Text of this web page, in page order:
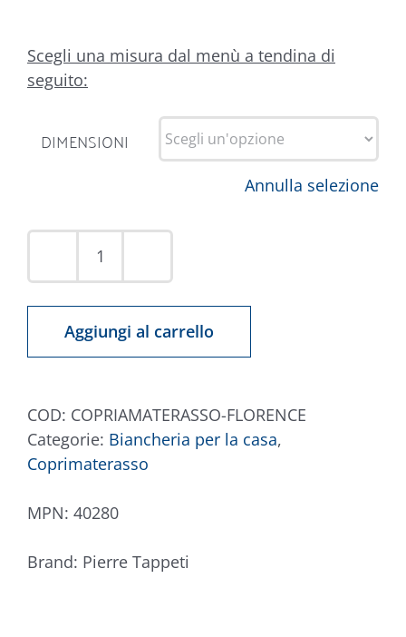
Scegli una misura dal menù a tendina di
seguito:
DIMENSIONI
Annulla selezione
Coprimaterasso
grammi
quantità
Aggiungi al carrello
COD: COPRIAMATERASSO-FLORENCE
Categorie: Biancheria per la casa,
Coprimaterasso
MPN: 40280
Brand: Pierre Tappeti